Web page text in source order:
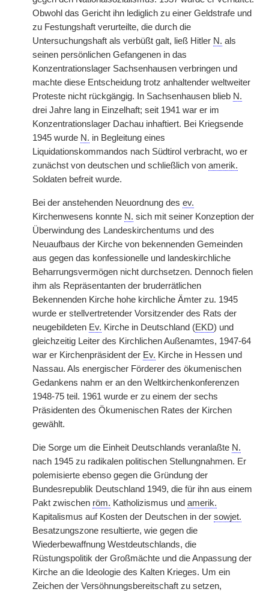
Obwohl das Gericht ihn lediglich zu einer Geldstrafe und
zu Festungshaft verurteilte, die durch die
Untersuchungshaft als verbüßt galt, ließ Hitler N. als
seinen persönlichen Gefangenen in das
Konzentrationslager Sachsenhausen verbringen und
machte diese Entscheidung trotz anhaltender weltweiter
Proteste nicht rückgängig. In Sachsenhausen blieb N.
drei Jahre lang in Einzelhaft; seit 1941 war er im
Konzentrationslager Dachau inhaftiert. Bei Kriegsende
1945 wurde N. in Begleitung eines
Liquidationskommandos nach Südtirol verbracht, wo er
zunächst von deutschen und schließlich von amerik.
Soldaten befreit wurde.
Bei der anstehenden Neuordnung des ev.
Kirchenwesens konnte N. sich mit seiner Konzeption der
Überwindung des Landeskirchentums und des
Neuaufbaus der Kirche von bekennenden Gemeinden
aus gegen das konfessionelle und landeskirchliche
Beharrungsvermögen nicht durchsetzen. Dennoch fielen
ihm als Repräsentanten der bruderrätlichen
Bekennenden Kirche hohe kirchliche Ämter zu. 1945
wurde er stellvertretender Vorsitzender des Rats der
neugebildeten Ev. Kirche in Deutschland (EKD) und
gleichzeitig Leiter des Kirchlichen Außenamtes, 1947-64
war er Kirchenpräsident der Ev. Kirche in Hessen und
Nassau. Als energischer Förderer des ökumenischen
Gedankens nahm er an den Weltkirchenkonferenzen
1948-75 teil. 1961 wurde er zu einem der sechs
Präsidenten des Ökumenischen Rates der Kirchen
gewählt.
Die Sorge um die Einheit Deutschlands veranlaßte N.
nach 1945 zu radikalen politischen Stellungnahmen. Er
polemisierte ebenso gegen die Gründung der
Bundesrepublik Deutschland 1949, die für ihn aus einem
Pakt zwischen röm. Katholizismus und amerik.
Kapitalismus auf Kosten der Deutschen in der sowjet.
Besatzungszone resultierte, wie gegen die
Wiederbewaffnung Westdeutschlands, die
Rüstungspolitik der Großmächte und die Anpassung der
Kirche an die Ideologie des Kalten Krieges. Um ein
Zeichen der Versöhnungsbereitschaft zu setzen,